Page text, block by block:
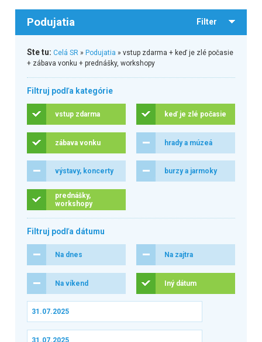
Podujatia Filter
Ste tu: Celá SR» Podujatia » vstup zdarma + keď je zlé počasie
+ zábava vonku + prednášky, workshopy
Filtruj podľa kategórie
vstup zdarma keď je zlé počasie
zábava vonku hrady a múzeá
výstavy, koncerty burzy a jarmoky
prednášky,
workshopy
Filtruj podľa dátumu
Na dnes Na zajtra
Na víkend Iný dátum